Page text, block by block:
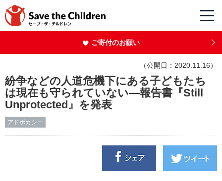
ご寄付のお願い
（公開日：2020.11.16）
紛争などの人道危機下にある子どもたち
は現在も守られていない―報告書『Still
Unprotected』を発表
アドボカシー